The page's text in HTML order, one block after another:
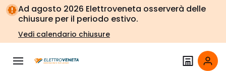
Vai alla
navigazione
Vai
alla
pagina
Ad agosto 2026 Elettroveneta osserverà delle
chiusure per il periodo estivo.
Vedi calendario chiusure